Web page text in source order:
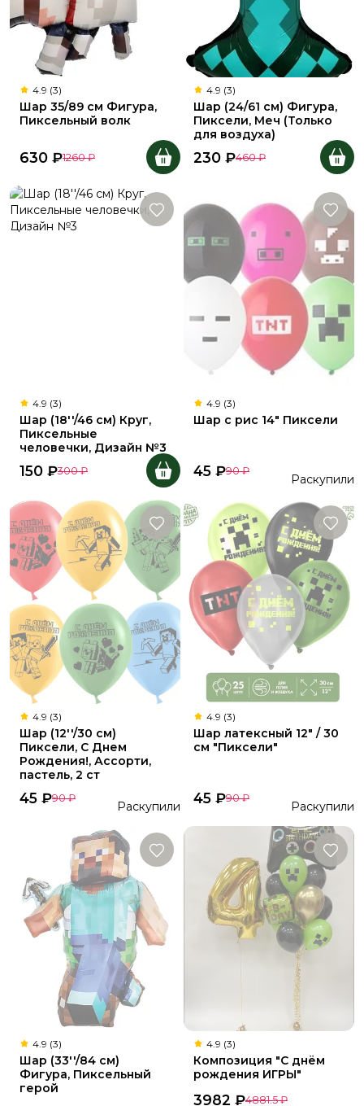
4.9 (3)
Шар 35/89 см Фигура,
Пиксельный волк
630 ₽1260 ₽
4.9 (3)
Шар (24/61 см) Фигура,
Пиксели, Меч (Только
для воздуха)
230 ₽460 ₽
4.9 (3)
Шар (18''/46 см) Круг,
Пиксельные
человечки, Дизайн №3
150 ₽300 ₽
4.9 (3)
Шар с рис 14" Пиксели
45 ₽90 ₽
Раскупили
4.9 (3)
Шар (12''/30 см)
Пиксели, С Днем
Рождения!, Ассорти,
пастель, 2 ст
45 ₽90 ₽
Раскупили
4.9 (3)
Шар латексный 12" / 30
см "Пиксели"
45 ₽90 ₽
Раскупили
4.9 (3)
Шар (33''/84 см)
Фигура, Пиксельный
герой
4.9 (3)
Композиция "С днём
рождения ИГРЫ"
3982 ₽4881.5 ₽